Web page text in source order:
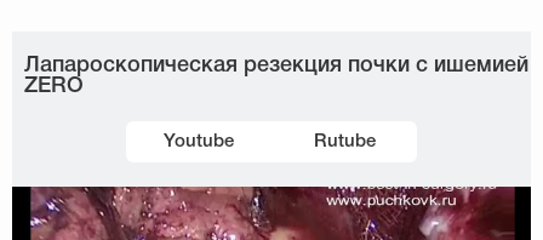
Лапароскопическая резекция почки с ишемией
ZERO
Youtube Rutube